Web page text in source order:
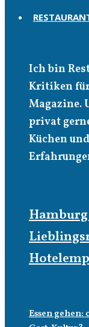
Ich bin
Kritiken für
Magazine.
privat
Küchen
Essen